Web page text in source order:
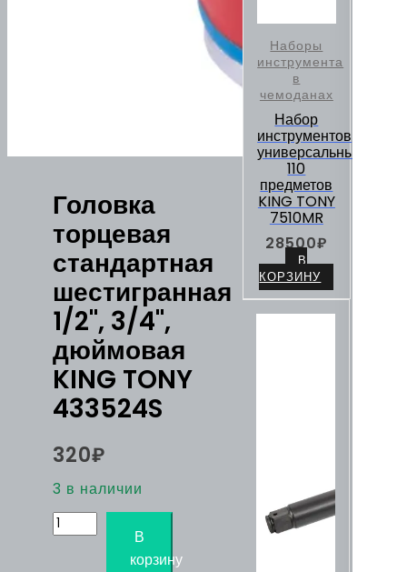
Головка
торцевая
стандартная
шестигранная
1/2", 3/4",
дюймовая
KING TONY
433524S
320₽
3 в наличии
Количество
товара
В
корзину
Наборы
инструмента
в
чемоданах
Набор
инструментов
универсальный,
110
предметов
KING TONY
7510MR
28500₽
В
КОРЗИНУ